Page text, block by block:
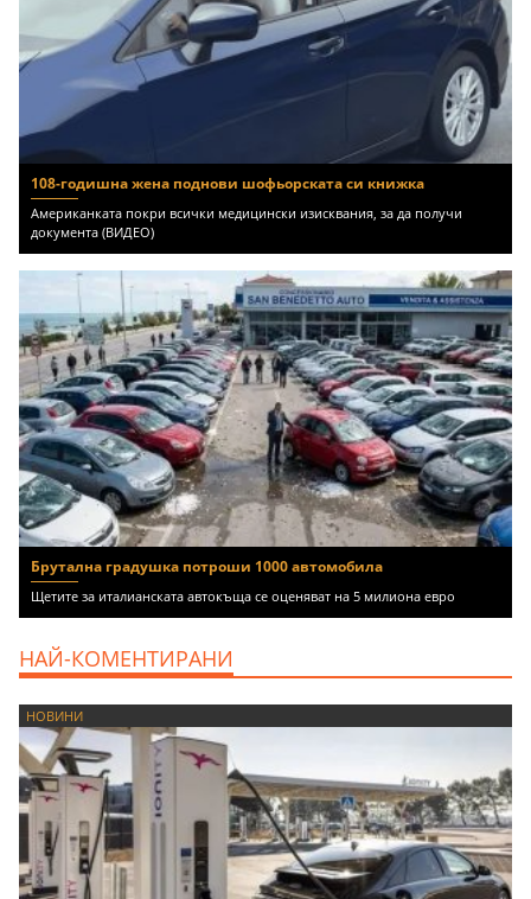
108-годишна жена поднови шофьорската си книжка
Американката покри всички медицински изисквания, за да получи
документа (ВИДЕО)
Брутална градушка потроши 1000 автомобила
Щетите за италианската автокъща се оценяват на 5 милиона евро
НАЙ-КОМЕНТИРАНИ
НОВИНИ